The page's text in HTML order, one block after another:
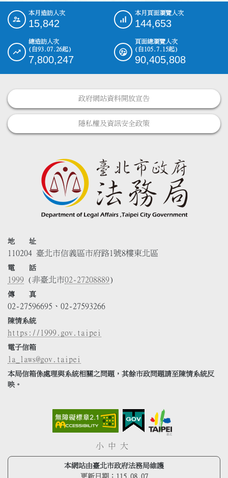
::: 本月造訪人次
15,842
本月頁面瀏覽人次
144,653
總造訪人次
(自93.07.26起)
7,800,247
頁面總瀏覽人次
(自105.7.15起)
90,405,808
政府網站資料開放宣告
隱私權及資訊安全政策
地 址
110204 臺北市信義區市府路1號8樓東北區
電 話
1999 (非臺北市02-27208889)
傳 真
02-27596695、02-27593266
陳情系統
https://1999.gov.taipei
電子信箱
la_laws@gov.taipei
本局信箱係處理與系統相關之問題，其餘市政問題請至陳情系統反
映。
小 中 大
本網站由臺北市政府法務局維護
更新日期： 115.08.07